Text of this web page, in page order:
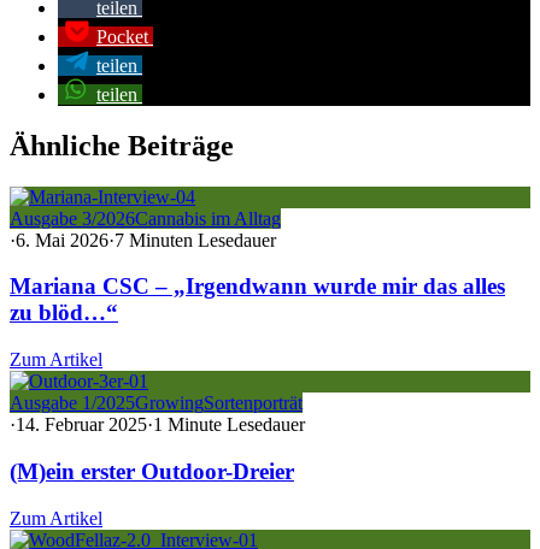
teilen
Pocket
teilen
teilen
Ähnliche Beiträge
Ausgabe 3/2026Cannabis im Alltag
·6. Mai 2026·7 Minuten Lesedauer
Mariana CSC – „Irgendwann wurde mir das alles
zu blöd…“
Zum Artikel
Ausgabe 1/2025GrowingSortenporträt
·14. Februar 2025·1 Minute Lesedauer
(M)ein erster Outdoor-Dreier
Zum Artikel